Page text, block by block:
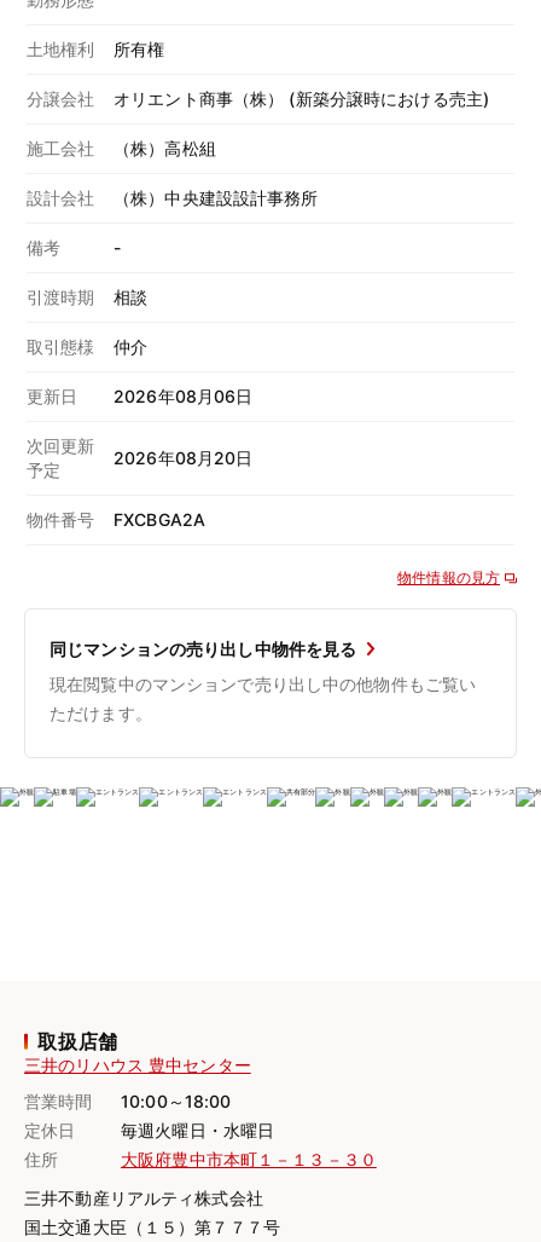
土地権利 所有権
分譲会社 オリエント商事（株） (新築分譲時における売主)
施工会社 （株）高松組
設計会社 （株）中央建設設計事務所
備考 -
引渡時期 相談
取引態様 仲介
更新日 2026年08月06日
次回更新
予定
2026年08月20日
物件番号 FXCBGA2A
物件情報の見方
同じマンションの売り出し中物件を見る
現在閲覧中のマンションで売り出し中の他物件もご覧い
ただけます。
取扱店舗
三井のリハウス 豊中センター
営業時間
10:00～18:00
定休日
毎週火曜日・水曜日
住所
大阪府豊中市本町１－１３－３０
三井不動産リアルティ株式会社
国土交通大臣（１５）第７７７号